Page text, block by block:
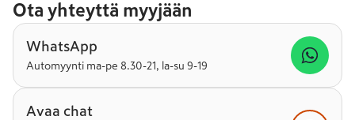
Ota yhteyttä myyjään
WhatsApp
Automyynti ma-pe 8.30-21, la-su 9-19
Avaa chat